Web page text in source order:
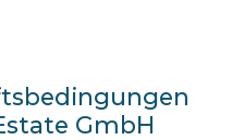
GmbH